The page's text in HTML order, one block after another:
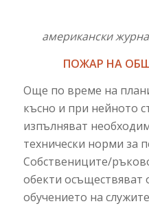
американски
ПОЖАР НА
Още по време на
късно и при нейното
изпълняват
технически норми за
Собствениците/
обекти осъществяват
обучението на